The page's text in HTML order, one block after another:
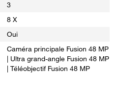
3
8 X
Oui
Caméra principale Fusion 48 MP
| Ultra grand-angle Fusion 48 MP
| Téléobjectif Fusion 48 MP